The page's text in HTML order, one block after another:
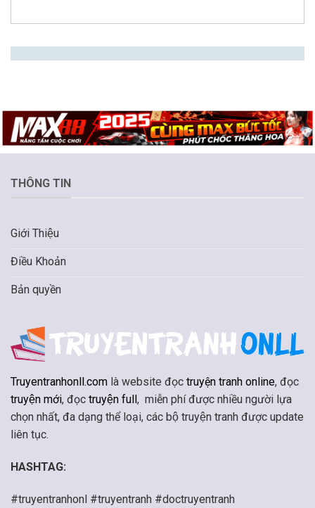
THÔNG TIN
Giới Thiệu
Điều Khoản
Bản quyền
Truyentranhonll.com là website đọc truyện tranh online, đọc
truyện mới, đọc truyện full , miễn phí được nhiều người lựa
chọn nhất, đa dạng thể loại, các bộ truyện tranh được update
liên tục.
HASHTAG:
#truyentranhonl #truyentranh #doctruyentranh